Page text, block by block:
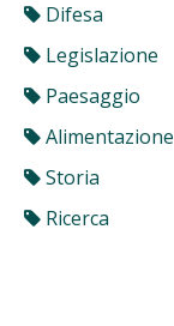
Difesa
Legislazione
Paesaggio
Alimentazione
Storia
Ricerca